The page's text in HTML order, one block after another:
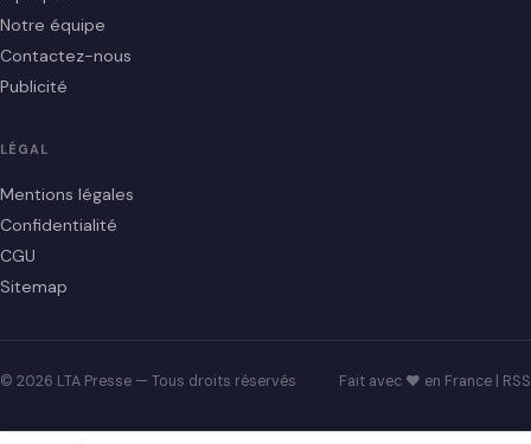
Notre équipe
Contactez-nous
Publicité
LÉGAL
Mentions légales
Confidentialité
CGU
Sitemap
© 2026 LTA Presse — Tous droits réservés Fait avec ♥ en France | RSS